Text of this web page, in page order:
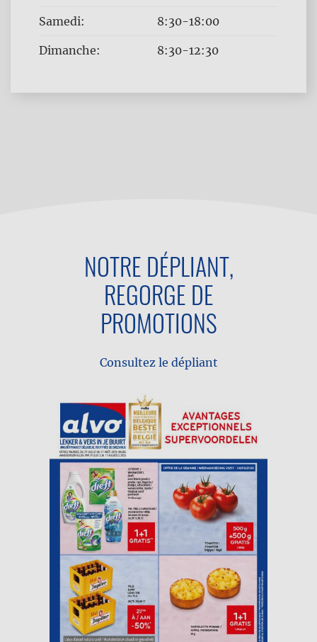
Samedi: 8:30-18:00
Dimanche: 8:30-12:30
NOTRE DÉPLIANT,
REGORGE DE
PROMOTIONS
Consultez le dépliant